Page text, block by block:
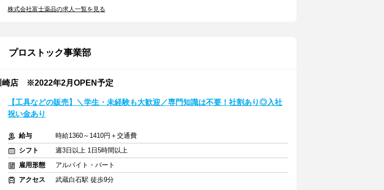
株式会社富士薬品の求人一覧を見る
プロストック事業部
崎店 ※2022年2月OPEN予定
【工具などの販売】＼学生・未経験も大歓迎／専門知識は不要！社割あり◎入社
祝い金あり
給与
時給1360～1410円＋交通費
シフト
週3日以上 1日5時間以上
雇用形態
アルバイト・パート
アクセス
武蔵白石駅 徒歩9分